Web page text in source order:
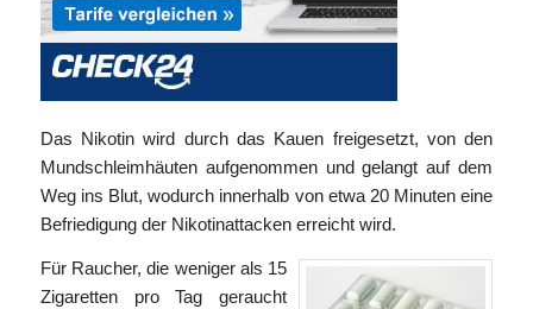
Das Nikotin wird durch das Kauen freigesetzt, von den
Mundschleimhäuten aufgenommen und gelangt auf dem
Weg ins Blut, wodurch innerhalb von etwa 20 Minuten eine
Befriedigung der Nikotinattacken erreicht wird.
Für Raucher, die weniger als 15
Zigaretten pro Tag geraucht